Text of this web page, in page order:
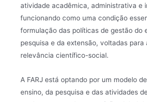
atividade acadêmica, administrativa e
funcionando como uma condição
formulação das políticas de gestão do
pesquisa e da extensão, voltadas para
relevância científico-social.
A FARJ está optando por um modelo
ensino, da pesquisa e das atividades